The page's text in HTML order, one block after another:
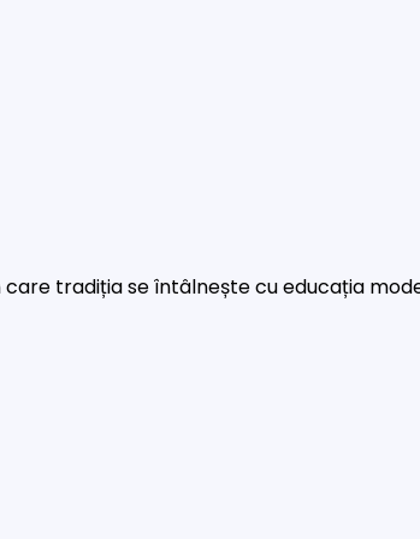
tradiția se întâlnește cu educația